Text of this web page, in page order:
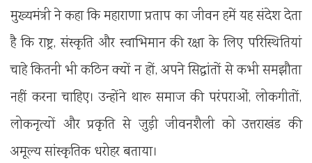
मुख्यमंत्री ने कहा कि महाराणा प्रताप का जीवन हमें यह संदेश देता
है कि राष्ट्र, संस्कृति और स्वाभिमान की रक्षा के लिए परिस्थितियां
चाहे कितनी भी कठिन क्यों न हों, अपने सिद्धांतों से कभी समझौता
नहीं करना चाहिए। उन्होंने थारू समाज की परंपराओं, लोकगीतों,
लोकनृत्यों और प्रकृति से जुड़ी जीवनशैली को उत्तराखंड की
अमूल्य सांस्कृतिक धरोहर बताया।